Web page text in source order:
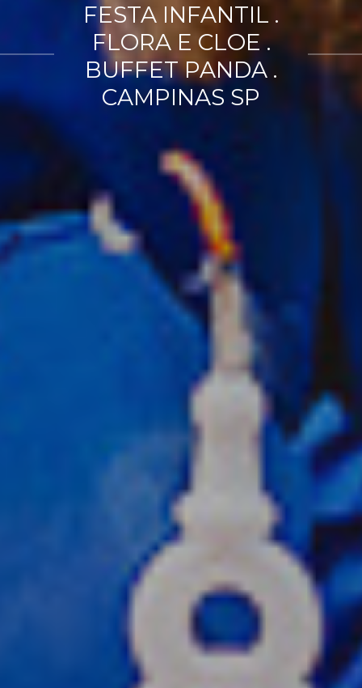
FESTA INFANTIL .
FLORA E CLOE .
BUFFET PANDA .
CAMPINAS SP